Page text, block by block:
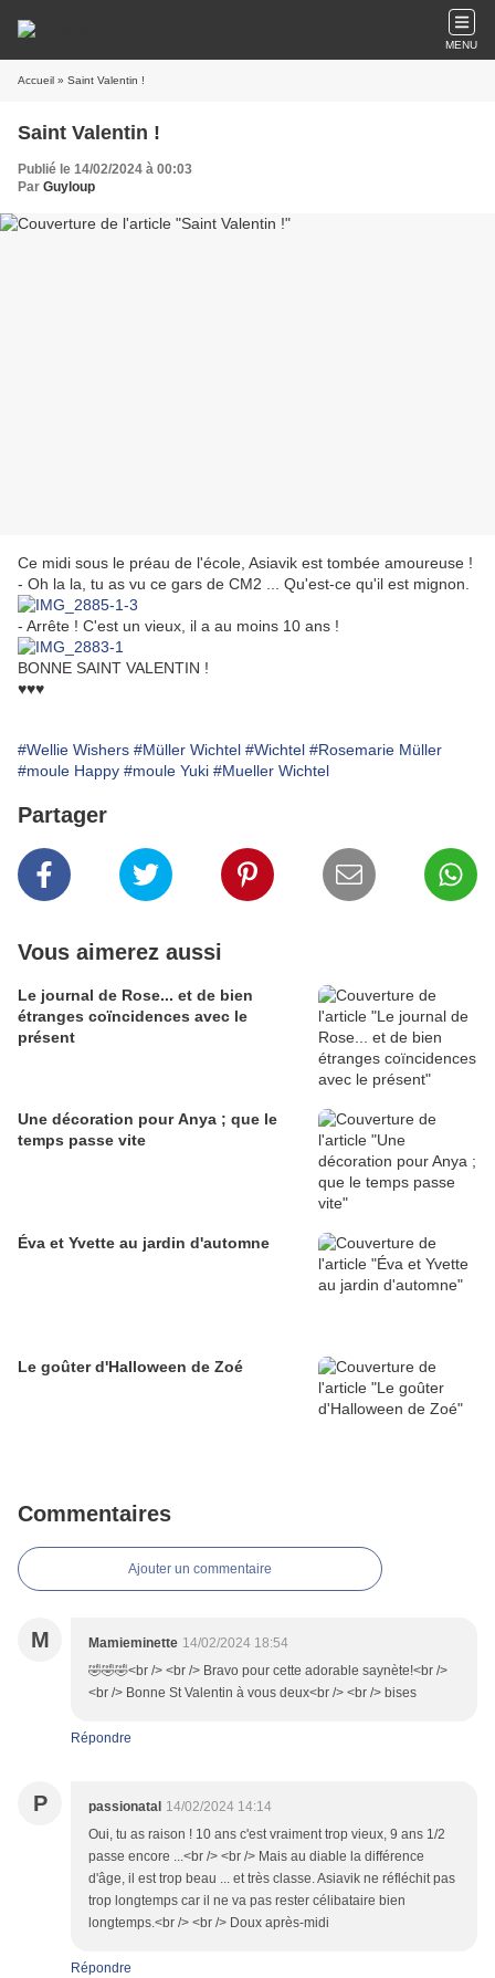
MENU
Accueil » Saint Valentin !
Saint Valentin !
Publié le 14/02/2024 à 00:03
Par Guyloup
Ce midi sous le préau de l'école, Asiavik est tombée amoureuse !
- Oh la la, tu as vu ce gars de CM2 ... Qu'est-ce qu'il est mignon.
- Arrête ! C'est un vieux, il a au moins 10 ans !
BONNE SAINT VALENTIN !
♥♥♥
#Wellie Wishers #Müller Wichtel #Wichtel #Rosemarie Müller
#moule Happy #moule Yuki #Mueller Wichtel
Partager
Vous aimerez aussi
Le journal de Rose... et de bien
étranges coïncidences avec le
présent
Une décoration pour Anya ; que le
temps passe vite
Éva et Yvette au jardin d'automne
Le goûter d'Halloween de Zoé
Commentaires
Ajouter un commentaire
M Mamieminette 14/02/2024 18:54
🤣🤣🤣<br /> <br /> Bravo pour cette adorable saynète!<br />
<br /> Bonne St Valentin à vous deux<br /> <br /> bises
Répondre
P passionatal 14/02/2024 14:14
Oui, tu as raison ! 10 ans c'est vraiment trop vieux, 9 ans 1/2
passe encore ...<br /> <br /> Mais au diable la différence
d'âge, il est trop beau ... et très classe. Asiavik ne réfléchit pas
trop longtemps car il ne va pas rester célibataire bien
longtemps.<br /> <br /> Doux après-midi
Répondre